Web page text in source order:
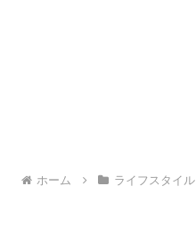
ホーム ライフスタイル